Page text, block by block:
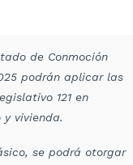
de Conmoción
podrán aplicar las
121 en
vivienda.
se podrá otorgar